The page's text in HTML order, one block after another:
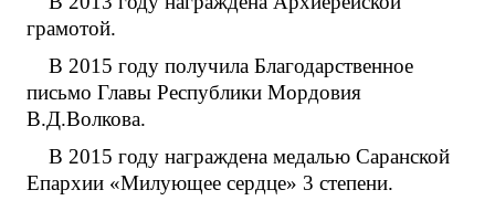
грамотой.
В 2015 году получила Благодарственное
письмо Главы Республики Мордовия
В.Д.Волкова.
В 2015 году награждена медалью Саранской
Епархии «Милующее сердце» 3 степени.